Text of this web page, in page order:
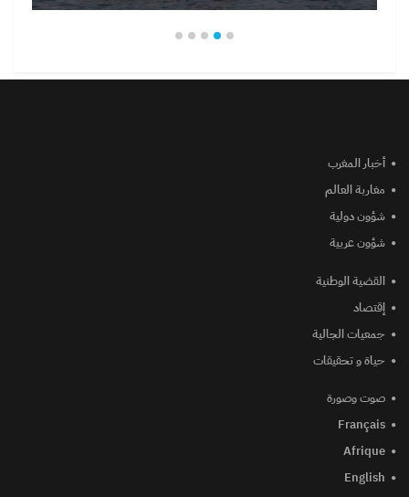
أخبار المغرب
مغاربة العالم
شؤون دولية
شؤون عربية
القضية الوطنية
إقتصاد
جمعيات الجالية
حياة و تحقيقات
صوت وصورة
Français
Afrique
English